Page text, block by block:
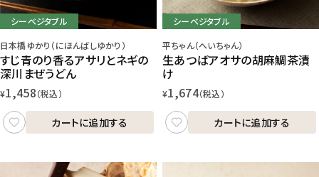
シーベジタブル
日本橋ゆかり（にほんばしゆかり）
すじ青のり香るアサリとネギの
深川まぜうどん
¥1,458（税込）
カートに追加する
シーベジタブル
平ちゃん（へいちゃん）
生あつばアオサの胡麻鯛茶漬
け
¥1,674（税込）
カートに追加する